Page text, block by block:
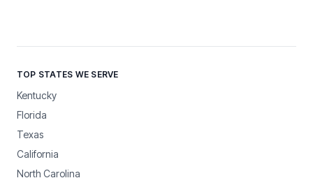
TOP STATES WE SERVE
Kentucky
Florida
Texas
California
North Carolina